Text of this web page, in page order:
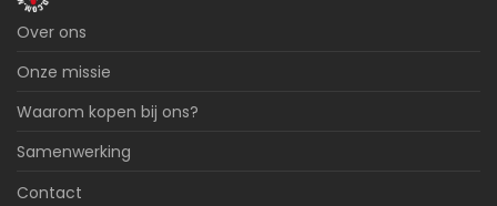
Over ons
Onze missie
Waarom kopen bij ons?
Samenwerking
Contact